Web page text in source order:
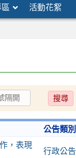
活動花絮
送
出
公告類別
，表現
行政公告